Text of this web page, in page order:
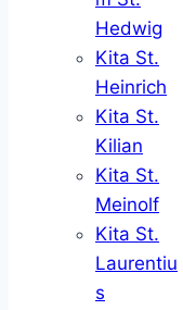
Hedwig
Kita St.
Heinrich
Kita St.
Kilian
Kita St.
Meinolf
Kita St.
Laurentiu
s